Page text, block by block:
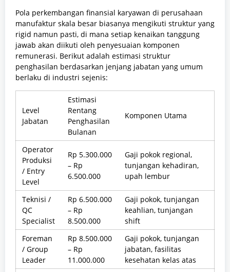
Pola perkembangan finansial karyawan di perusahaan
manufaktur skala besar biasanya mengikuti struktur yang
rigid namun pasti, di mana setiap kenaikan tanggung
jawab akan diikuti oleh penyesuaian komponen
remunerasi. Berikut adalah estimasi struktur
penghasilan berdasarkan jenjang jabatan yang umum
berlaku di industri sejenis:
Level
Jabatan
Estimasi
Rentang
Penghasilan
Bulanan
Komponen Utama
Operator
Produksi
/ Entry
Level
Rp 5.300.000
– Rp
6.500.000
Gaji pokok regional,
tunjangan kehadiran,
upah lembur
Teknisi /
QC
Specialist
Rp 6.500.000
– Rp
8.500.000
Gaji pokok, tunjangan
keahlian, tunjangan
shift
Foreman
/ Group
Leader
Rp 8.500.000
– Rp
11.000.000
Gaji pokok, tunjangan
jabatan, fasilitas
kesehatan kelas atas